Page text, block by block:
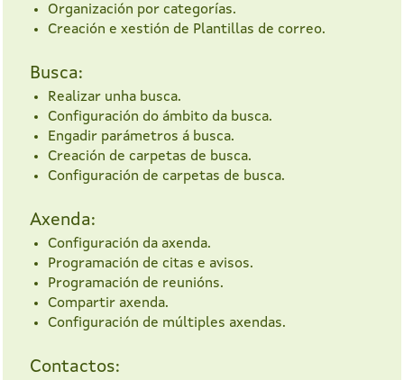
Organización por categorías.
Creación e xestión de Plantillas de correo.
Busca:
Realizar unha busca.
Configuración do ámbito da busca.
Engadir parámetros á busca.
Creación de carpetas de busca.
Configuración de carpetas de busca.
Axenda:
Configuración da axenda.
Programación de citas e avisos.
Programación de reunións.
Compartir axenda.
Configuración de múltiples axendas.
Contactos: